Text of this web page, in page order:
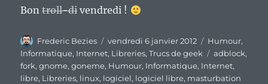
Bontroll-divendredi !
Auteur
Frederic Bezies
Publié
le
vendredi 6 janvier 2012 Catégories
Humour,
Informatique, Internet, Libreries,Trucs de geek Étiquettes
adblock,
fork,gnome,goneme, Humour, Informatique, Internet,
libre, Libreries, linux, logiciel, logiciel libre, masturbation